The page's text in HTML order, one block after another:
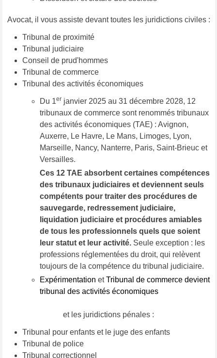
Avocat, il vous assiste devant toutes les juridictions civiles :
Tribunal de proximité
Tribunal judiciaire
Conseil de prud'hommes
Tribunal de commerce
Tribunal des activités économiques
Du 1er janvier 2025 au 31 décembre 2028, 12
tribunaux de commerce sont renommés tribunaux
des activités économiques (TAE) : Avignon,
Auxerre, Le Havre, Le Mans, Limoges, Lyon,
Marseille, Nancy, Nanterre, Paris, Saint-Brieuc et
Versailles.
Ces 12 TAE absorbent certaines compétences
des tribunaux judiciaires et deviennent seuls
compétents pour traiter des procédures de
sauvegarde, redressement judiciaire,
liquidation judiciaire et procédures amiables
de tous les professionnels quels que soient
leur statut et leur activité.Seule exception : les
professions réglementées du droit, qui relèvent
toujours de la compétence du tribunal judiciaire.
Expérimentation etTribunal de commerce devient
tribunal des activités économiques
et les juridictions pénales :
Tribunal pour enfants et le juge des enfants
Tribunal de police
Tribunal correctionnel